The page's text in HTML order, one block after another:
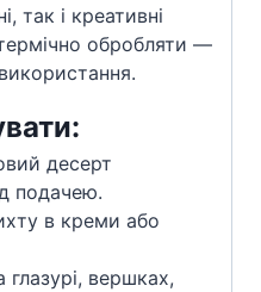
так і креативні
обробляти —
десерт
подачею.
в креми або
вершках,